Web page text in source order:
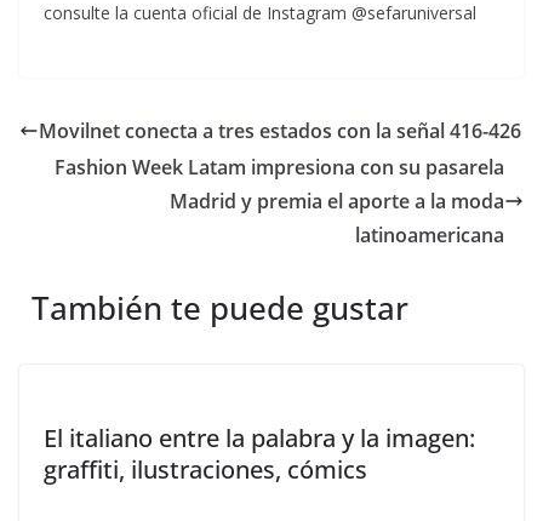
consulte la cuenta oficial de Instagram @sefaruniversal
Movilnet conecta a tres estados con la señal 416-426
Fashion Week Latam impresiona con su pasarela
Madrid y premia el aporte a la moda
latinoamericana
También te puede gustar
El italiano entre la palabra y la imagen:
graffiti, ilustraciones, cómics